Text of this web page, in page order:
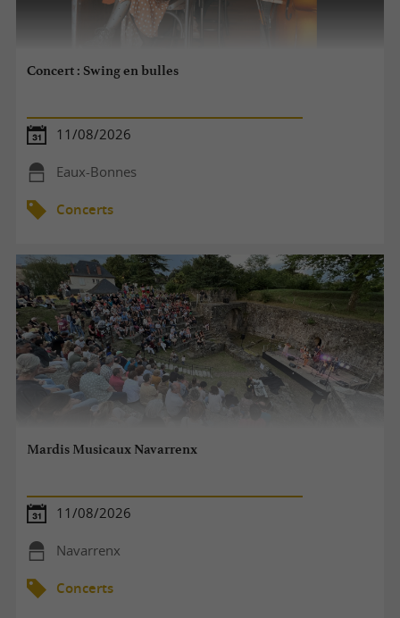
Concert : Swing en bulles
11/08/2026
Eaux-Bonnes
Concerts
Mardis Musicaux Navarrenx
11/08/2026
Navarrenx
Concerts